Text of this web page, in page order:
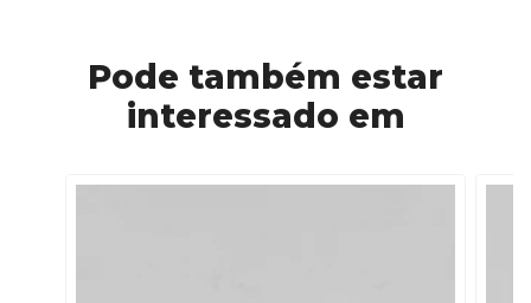
Pode também estar
interessado em